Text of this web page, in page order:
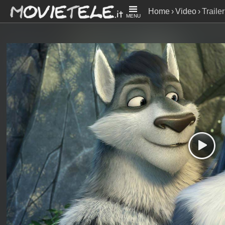
MENU
Home Video